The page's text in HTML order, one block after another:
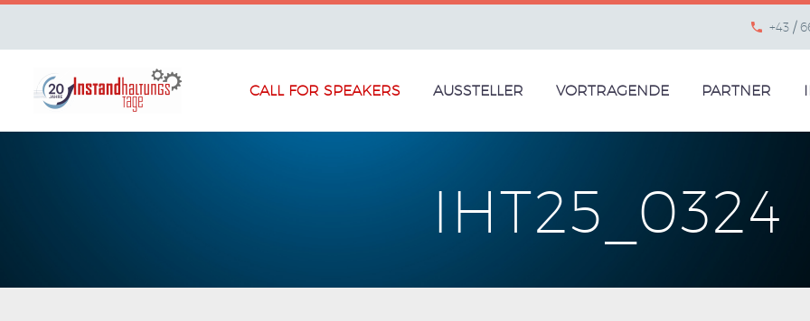
+43 /
CALL FOR SPEAKERS AUSSTELLER VORTRAGENDE PARTNER
IHT25_0324